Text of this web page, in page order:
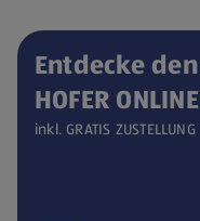
Entdecke
HOFER
inkl. GRATIS ZUSTELLUNG